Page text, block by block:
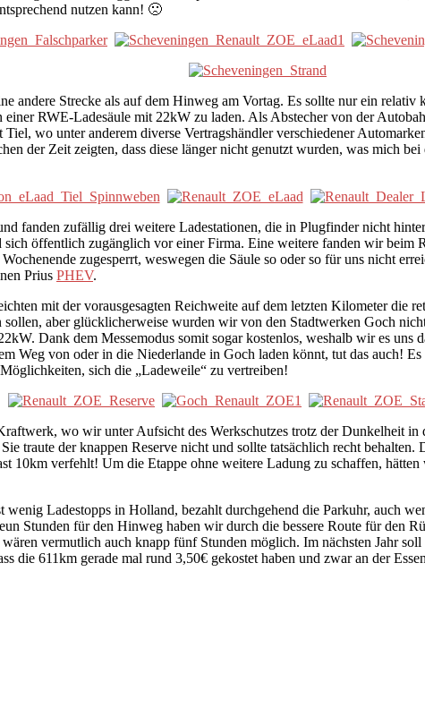
nutzen kann! 🙁
andere Strecke als auf dem Hinweg am Vortag. Es sollte nur ein
RWE-Ladesäule mit 22kW zu laden. Als Abstecher von der
wo unter anderem diverse Vertragshändler verschiedener
der Zeit zeigten, dass diese länger nicht genutzt wurden, was mich
fanden zufällig drei weitere Ladestationen, die in Plugfinder nicht
öffentlich zugänglich vor einer Firma. Eine weitere fanden wir
zugesperrt, weswegen die Säule so oder so für uns nicht
Prius PHEV.
mit der vorausgesagten Reichweite auf dem letzten Kilometer die
aber glücklicherweise wurden wir von den Stadtwerken Goch
Dank dem Messemodus somit sogar kostenlos, weshalb wir es uns
Weg von oder in die Niederlande in Goch laden könnt, tut das auch!
sich die „Ladeweile“ zu vertreiben!
wo wir unter Aufsicht des Werkschutzes trotz der Dunkelheit
traute der knappen Reserve nicht und sollte tatsächlich recht
10km verfehlt! Um die Etappe ohne weitere Ladung zu schaffen,
Ladestopps in Holland, bezahlt durchgehend die Parkuhr, auch
Stunden für den Hinweg haben wir durch die bessere Route für den
vermutlich auch knapp fünf Stunden möglich. Im nächsten Jahr
die 611km gerade mal rund 3,50€ gekostet haben und zwar an der